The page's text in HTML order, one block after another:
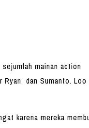
sejumlah mainan action
Ryan dan Sumanto. Loo
karena mereka